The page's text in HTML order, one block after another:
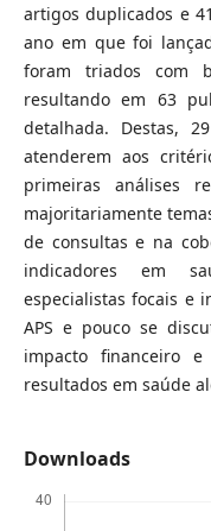
artigos duplicados e
ano em que foi
foram triados com
resultando em 63
detalhada. Destas,
atenderem aos
primeiras análises
majoritariamente
de consultas e na
indicadores em
especialistas focais e
APS e pouco se
impacto financeiro
resultados em saúde
Downloads